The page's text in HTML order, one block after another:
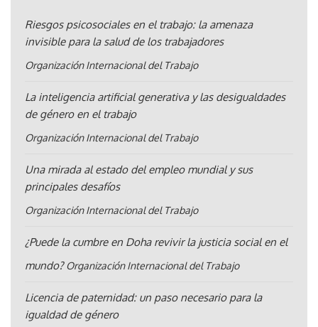
Riesgos psicosociales en el trabajo: la amenaza
invisible para la salud de los trabajadores
Organización Internacional del Trabajo
La inteligencia artificial generativa y las desigualdades
de género en el trabajo
Organización Internacional del Trabajo
Una mirada al estado del empleo mundial y sus
principales desafíos
Organización Internacional del Trabajo
¿Puede la cumbre en Doha revivir la justicia social en el
mundo? Organización Internacional del Trabajo
Licencia de paternidad: un paso necesario para la
igualdad de género